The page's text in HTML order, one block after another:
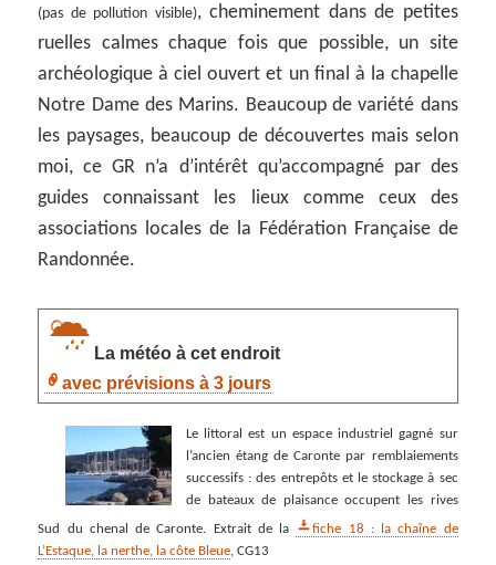
(pas de pollution visible), cheminement dans de petites
ruelles calmes chaque fois que possible, un site
archéologique à ciel ouvert et un final à la chapelle
Notre Dame des Marins. Beaucoup de variété dans
les paysages, beaucoup de découvertes mais selon
moi, ce GR n’a d’intérêt qu’accompagné par des
guides connaissant les lieux comme ceux des
associations locales de la Fédération Française de
Randonnée.
La météo à cet endroit
avec prévisions à 3 jours
Le littoral est un espace industriel gagné sur
l’ancien étang de Caronte par remblaiements
successifs : des entrepôts et le stockage à sec
de bateaux de plaisance occupent les rives
Sud du chenal de Caronte. Extrait de la
fiche 18 : la chaîne de
L’Estaque, la nerthe, la côte Bleue, CG13